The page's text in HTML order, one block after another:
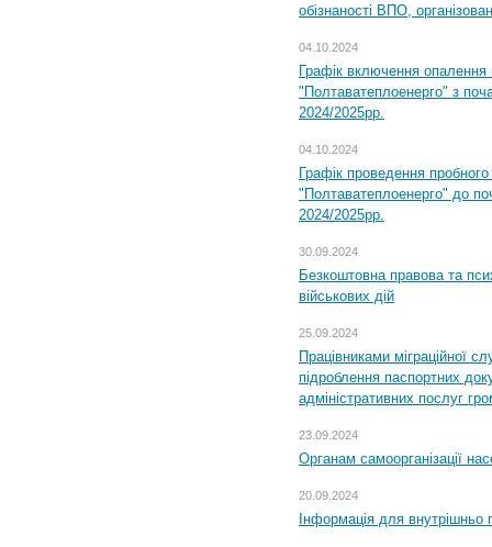
обізнаності ВПО,
04.10.2024
Графік включення
"Полтаватеплоенерго" з
2024/2025рр.
04.10.2024
Графік проведення
"Полтаватеплоенерго" до
2024/2025рр.
30.09.2024
Безкоштовна правова та
військових дій
25.09.2024
Працівниками міграційної
підроблення паспортних
адміністративних послуг
23.09.2024
Органам самоорганізації
20.09.2024
Інформація для внутрішньо